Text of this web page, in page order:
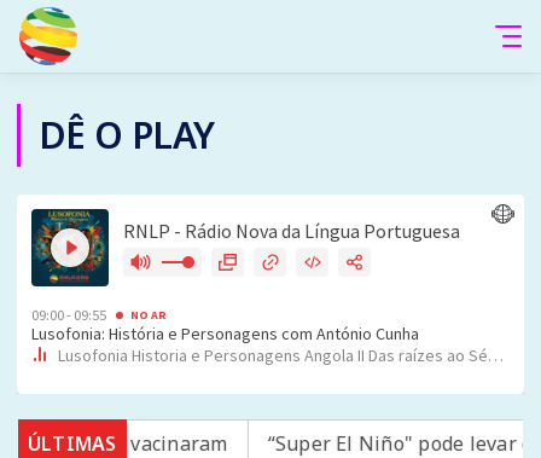
DÊ O PLAY
ÚLTIMAS
16 não se vacinaram “Super El Niño" pode levar